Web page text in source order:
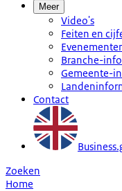
Meer
Video's
Feiten en
Branche-
Gemeente-
Contact
Zoeken
Home